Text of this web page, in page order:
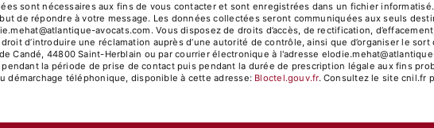
sont nécessaires aux fins de vous contacter et sont enregistrées dans un fichier
de répondre à votre message. Les données collectées seront communiquées aux seuls
avocats.com. Vous disposez de droits d’accès, de rectification,
d’introduire une réclamation auprès d’une autorité de contrôle, ainsi que d’organiser le
Candé, 44800 Saint-Herblain ou par courrier électronique à l'adresse
la période de prise de contact puis pendant la durée de prescription légale aux fins
démarchage téléphonique, disponible à cette adresse:
Bloctel.gouv.fr. Consultez le site cnil.fr